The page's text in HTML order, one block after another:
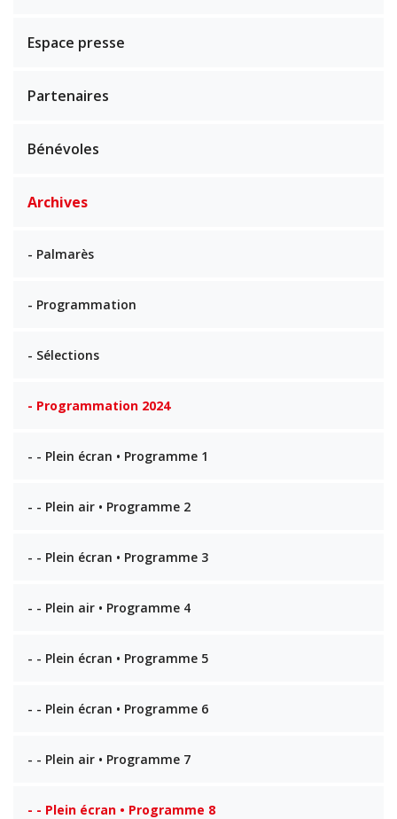
Espace presse
Partenaires
Bénévoles
Archives
- Palmarès
- Programmation
- Sélections
- Programmation 2024
- - Plein écran • Programme 1
- - Plein air • Programme 2
- - Plein écran • Programme 3
- - Plein air • Programme 4
- - Plein écran • Programme 5
- - Plein écran • Programme 6
- - Plein air • Programme 7
- - Plein écran • Programme 8